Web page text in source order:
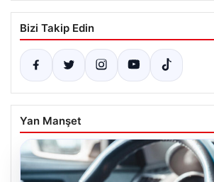
Bizi Takip Edin
Yan Manşet